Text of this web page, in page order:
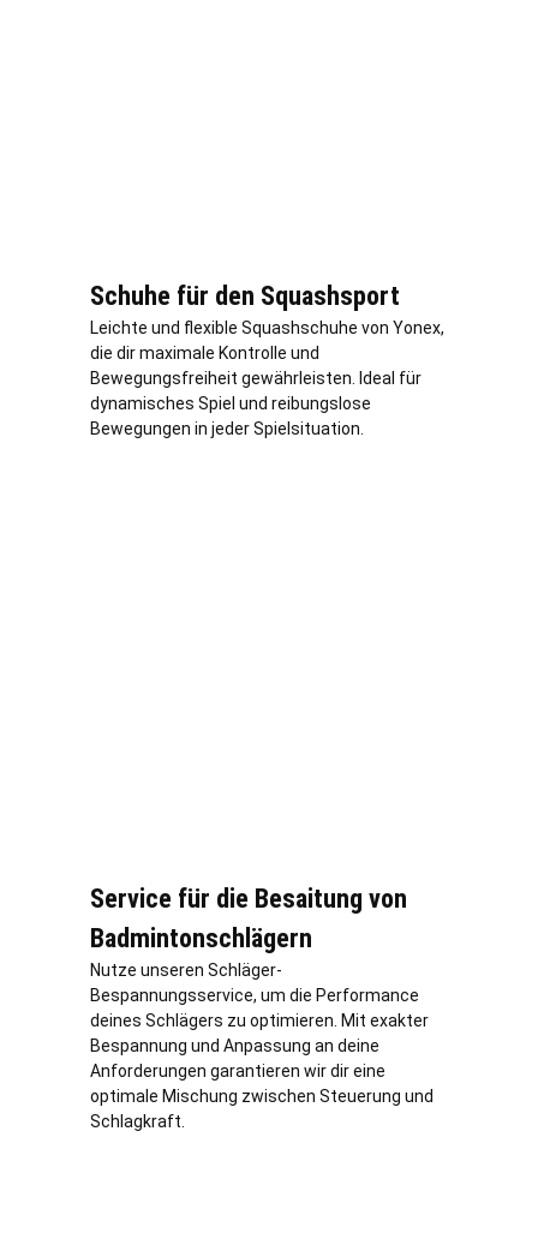
Schuhe für den Squashsport
Leichte und flexible Squashschuhe von Yonex,
die dir maximale Kontrolle und
Bewegungsfreiheit gewährleisten. Ideal für
dynamisches Spiel und reibungslose
Bewegungen in jeder Spielsituation.
Service für die Besaitung von
Badmintonschlägern
Nutze unseren Schläger-
Bespannungsservice, um die Performance
deines Schlägers zu optimieren. Mit exakter
Bespannung und Anpassung an deine
Anforderungen garantieren wir dir eine
optimale Mischung zwischen Steuerung und
Schlagkraft.